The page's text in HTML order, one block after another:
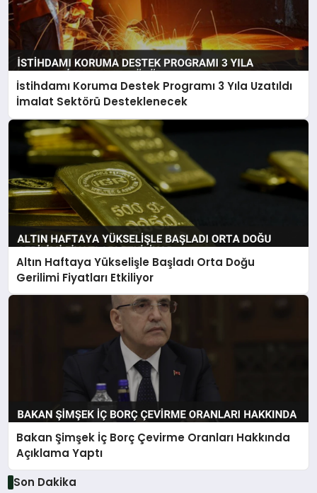
İstihdamı Koruma Destek Programı 3 Yıla Uzatıldı
İmalat Sektörü Desteklenecek
Altın Haftaya Yükselişle Başladı Orta Doğu
Gerilimi Fiyatları Etkiliyor
Bakan Şimşek İç Borç Çevirme Oranları Hakkında
Açıklama Yaptı
Son Dakika